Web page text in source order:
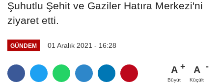
Şuhutlu Şehit ve Gaziler Hatıra Merkezi'ni
ziyaret etti.
GÜNDEM 01 Aralık 2021 - 16:28
A
Büyüt
A
Küçült